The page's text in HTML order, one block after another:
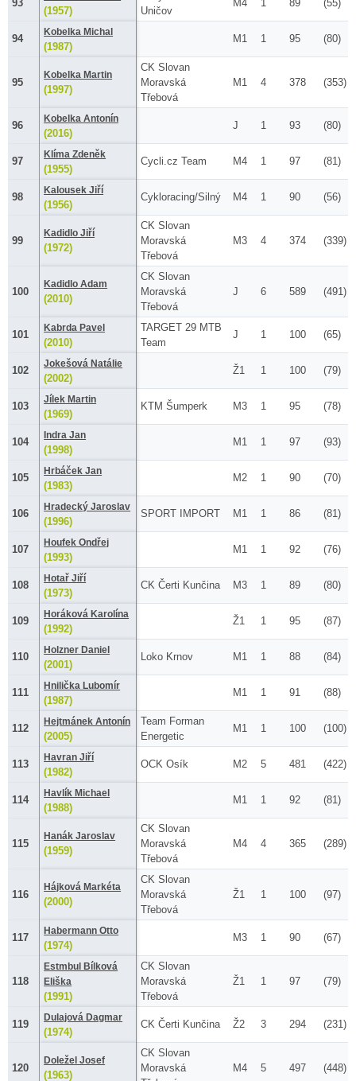
93
(1957)
Uničov
M4 1 89 (55)
94
Kobelka Michal
(1987)
M1 1 95 (80)
95
Kobelka Martin
(1997)
CK Slovan
Moravská
Třebová
M1 4 378 (353)
96
Kobelka Antonín
(2016)
J 1 93 (80)
97
Klíma Zdeněk
(1955)
Cycli.cz Team M4 1 97 (81)
98
Kalousek Jiří
(1956)
Cykloracing/Silný M4 1 90 (56)
99
Kadidlo Jiří
(1972)
CK Slovan
Moravská
Třebová
M3 4 374 (339)
100
Kadidlo Adam
(2010)
CK Slovan
Moravská
Třebová
J 6 589 (491)
101
Kabrda Pavel
(2010)
TARGET 29 MTB
Team
J 1 100 (65)
102
Jokešová Natálie
(2002)
Ž1 1 100 (79)
103
Jílek Martin
(1969)
KTM Šumperk M3 1 95 (78)
104
Indra Jan
(1998)
M1 1 97 (93)
105
Hrbáček Jan
(1983)
M2 1 90 (70)
106
Hradecký Jaroslav
(1996)
SPORT IMPORT M1 1 86 (81)
107
Houfek Ondřej
(1993)
M1 1 92 (76)
108
Hotař Jiří
(1973)
CK Čerti Kunčina M3 1 89 (80)
109
Horáková Karolína
(1992)
Ž1 1 95 (87)
110
Holzner Daniel
(2001)
Loko Krnov M1 1 88 (84)
111
Hnilička Lubomír
(1987)
M1 1 91 (88)
112
Hejtmánek Antonín
(2005)
Team Forman
Energetic
M1 1 100 (100)
113
Havran Jiří
(1982)
OCK Osík M2 5 481 (422)
114
Havlík Michael
(1988)
M1 1 92 (81)
115
Hanák Jaroslav
(1959)
CK Slovan
Moravská
Třebová
M4 4 365 (289)
116
Hájková Markéta
(2000)
CK Slovan
Moravská
Třebová
Ž1 1 100 (97)
117
Habermann Otto
(1974)
M3 1 90 (67)
118
Estmbul Bílková
Eliška
(1991)
CK Slovan
Moravská
Třebová
Ž1 1 97 (79)
119
Dulajová Dagmar
(1974)
CK Čerti Kunčina Ž2 3 294 (231)
120
Doležel Josef
(1963)
CK Slovan
Moravská
M4 5 497 (448)